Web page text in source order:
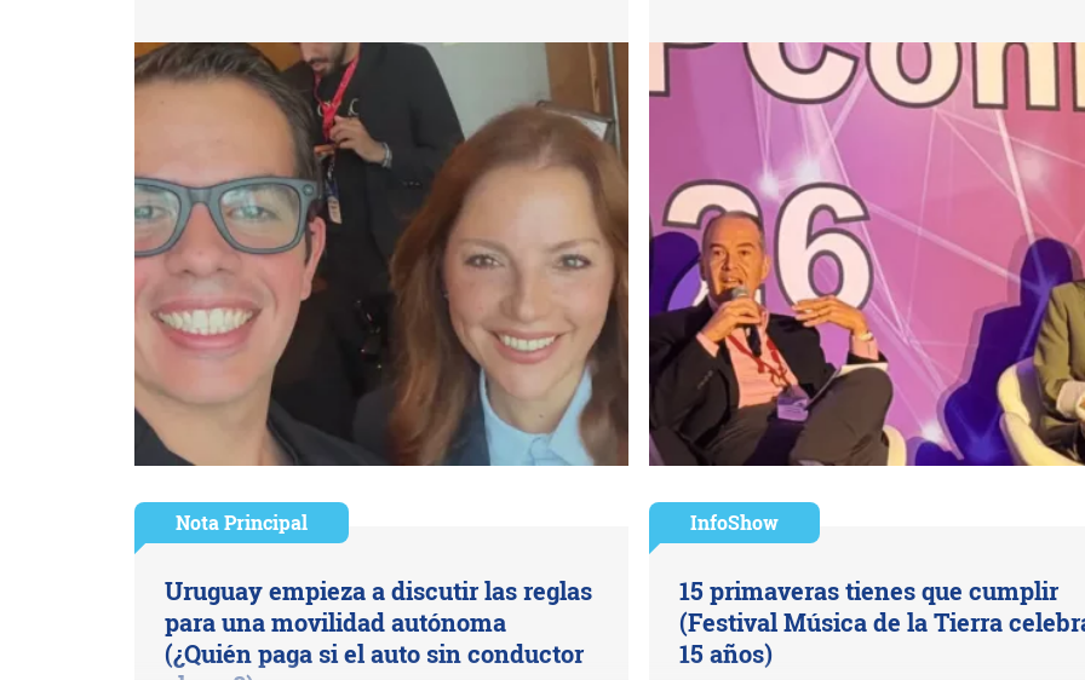
Nota Principal
Uruguay empieza a discutir las reglas
para una movilidad autónoma
(¿Quién paga si el auto sin conductor
InfoShow
15 primaveras tienes que cumplir
(Festival Música de la Tierra
15 años)